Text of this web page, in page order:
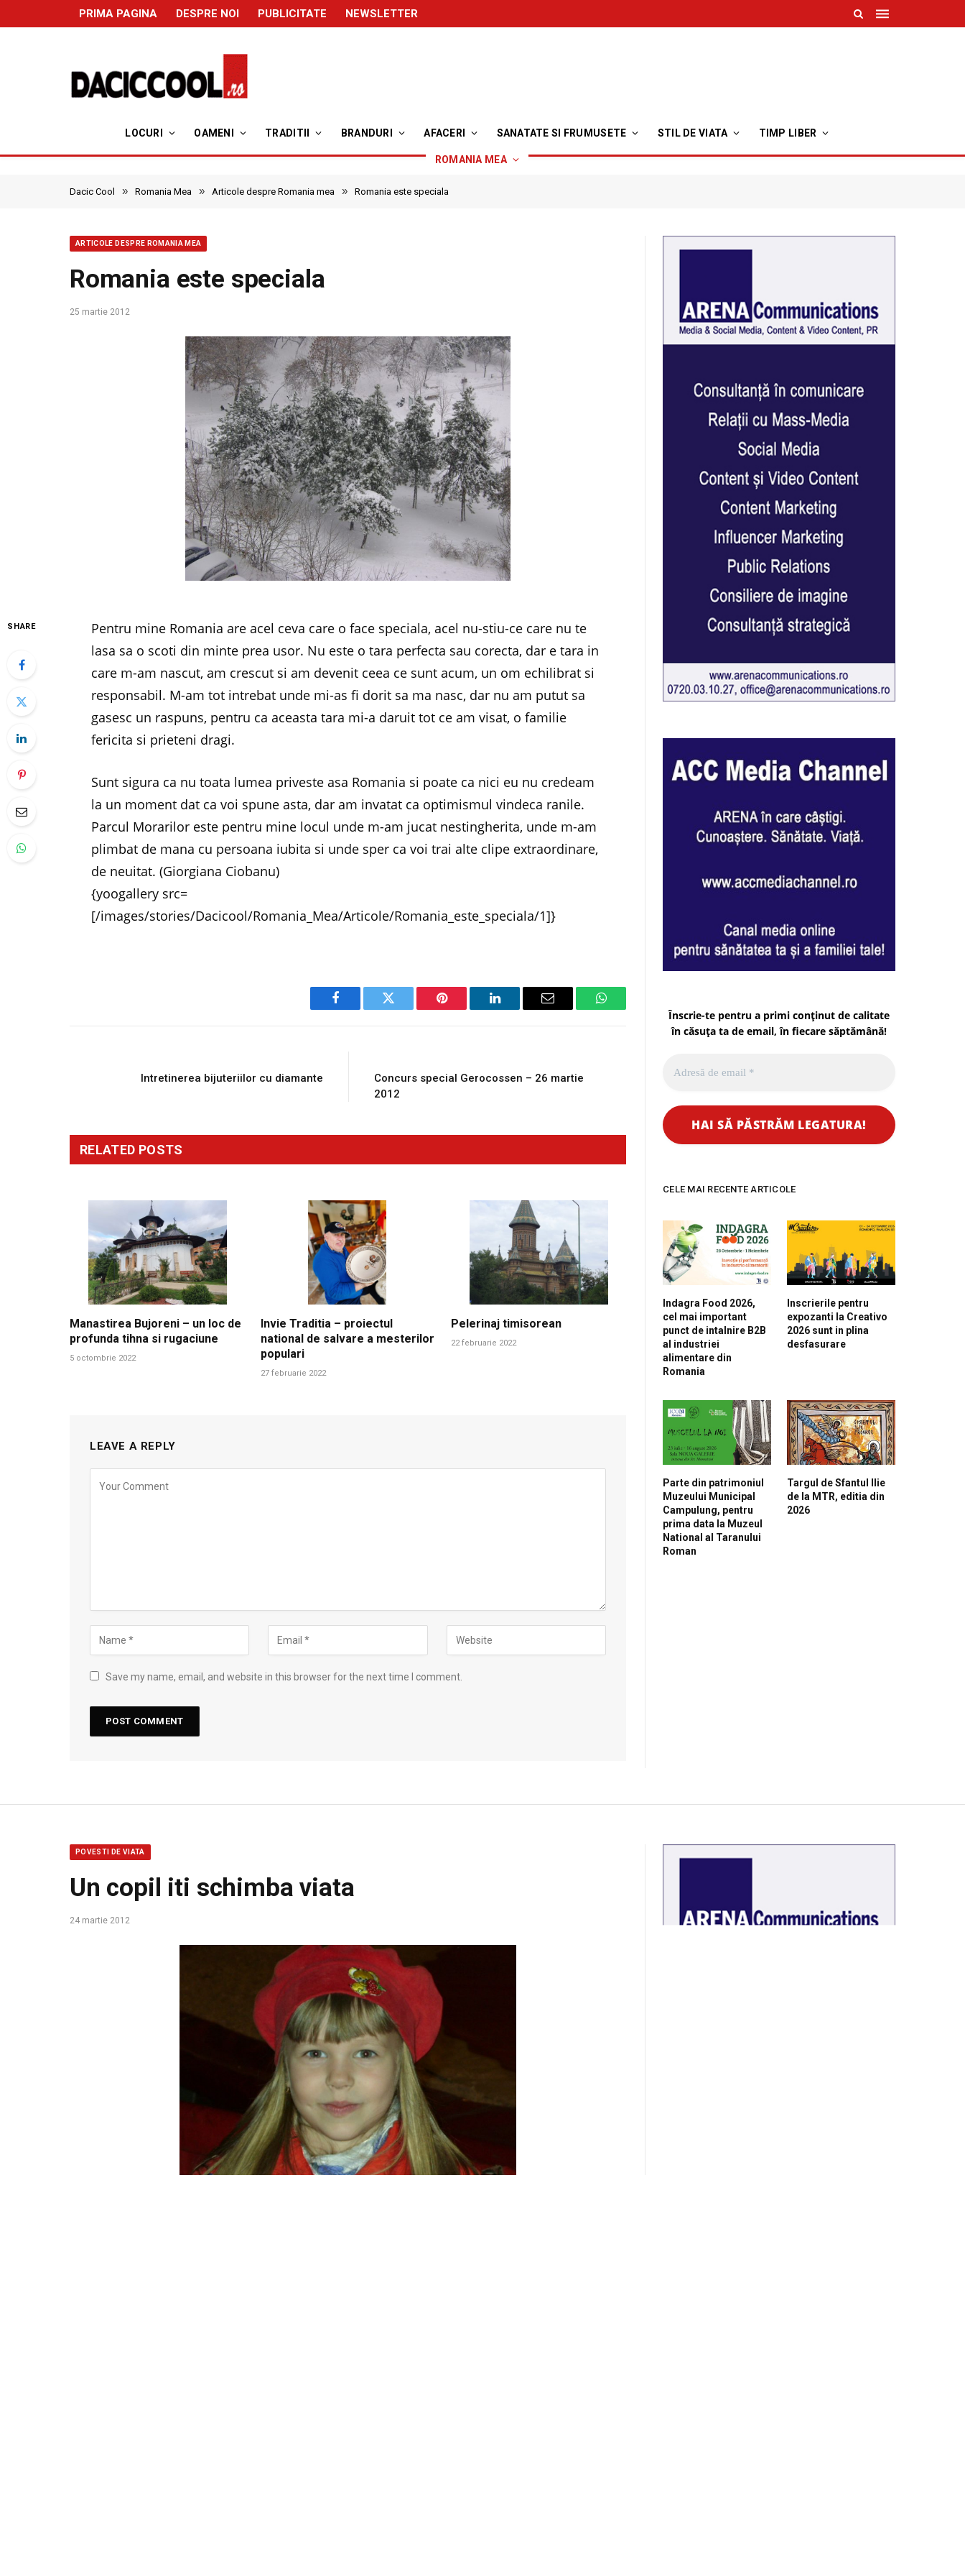
PRIMA PAGINA DESPRE NOI PUBLICITATE NEWSLETTER
LOCURI OAMENI TRADITII BRANDURI AFACERI SANATATE SI FRUMUSETE STIL DE VIATA TIMP LIBER
ROMANIA MEA
Dacic Cool » Romania Mea » Articole despre Romania mea » Romania este speciala
ARTICOLE DESPRE ROMANIA MEA
Romania este speciala
25 martie 2012
SHARE
Pentru mine Romania are acel ceva care o face speciala, acel nu-stiu-ce care nu te
lasa sa o scoti din minte prea usor. Nu este o tara perfecta sau corecta, dar e tara in
care m-am nascut, am crescut si am devenit ceea ce sunt acum, un om echilibrat si
responsabil. M-am tot intrebat unde mi-as fi dorit sa ma nasc, dar nu am putut sa
gasesc un raspuns, pentru ca aceasta tara mi-a daruit tot ce am visat, o familie
fericita si prieteni dragi.
Sunt sigura ca nu toata lumea priveste asa Romania si poate ca nici eu nu credeam
la un moment dat ca voi spune asta, dar am invatat ca optimismul vindeca ranile.
Parcul Morarilor este pentru mine locul unde m-am jucat nestingherita, unde m-am
plimbat de mana cu persoana iubita si unde sper ca voi trai alte clipe extraordinare,
de neuitat. (Giorgiana Ciobanu)
{yoogallery src=
[/images/stories/Dacicool/Romania_Mea/Articole/Romania_este_speciala/1]}
Facebook Twitter Pinterest LinkedIn Email WhatsApp
Intretinerea bijuteriilor cu diamante
Concurs special Gerocossen – 26 martie
2012
RELATED POSTS
Manastirea Bujoreni – un loc de
profunda tihna si rugaciune
5 octombrie 2022
Invie Traditia – proiectul
national de salvare a mesterilor
populari
27 februarie 2022
Pelerinaj timisorean
22 februarie 2022
LEAVE A REPLY
Save my name, email, and website in this browser for the next time I comment.
Înscrie-te pentru a primi conținut de calitate
în căsuța ta de email, în fiecare săptămână!
CELE MAI RECENTE ARTICOLE
Indagra Food 2026,
cel mai important
punct de intalnire B2B
al industriei
alimentare din
Romania
Inscrierile pentru
expozanti la Creativo
2026 sunt in plina
desfasurare
Parte din patrimoniul
Muzeului Municipal
Campulung, pentru
prima data la Muzeul
National al Taranului
Roman
Targul de Sfantul Ilie
de la MTR, editia din
2026
POVESTI DE VIATA
Un copil iti schimba viata
24 martie 2012